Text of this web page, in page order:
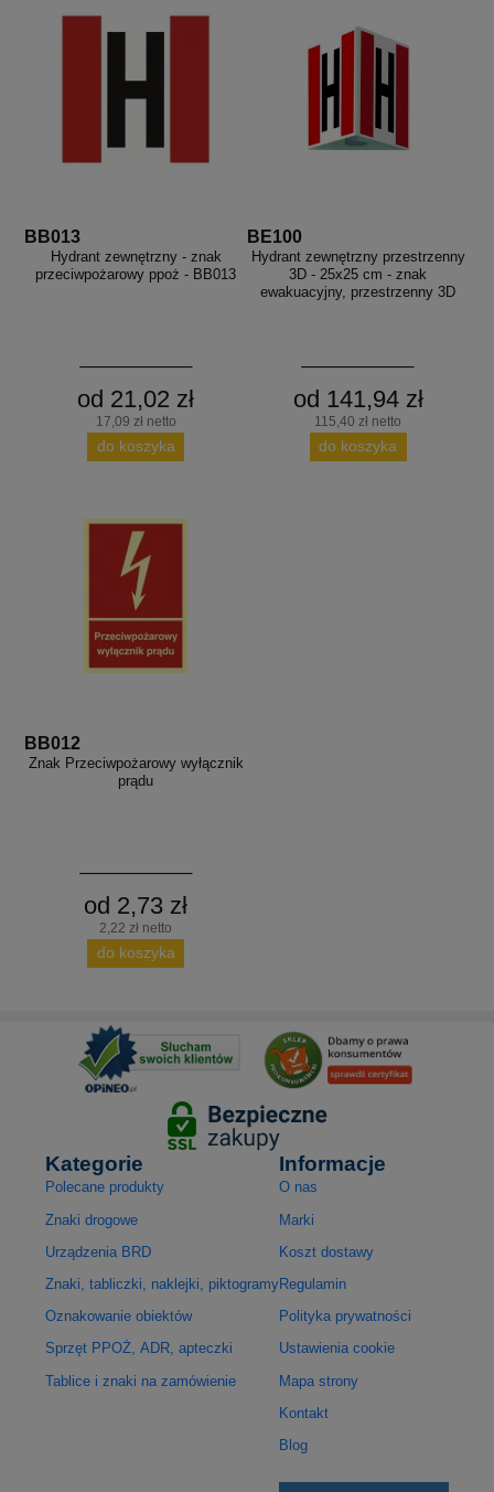
BB013
Hydrant zewnętrzny - znak
przeciwpożarowy ppoż - BB013
od 21,02 zł
17,09 zł netto
do koszyka
BE100
Hydrant zewnętrzny przestrzenny
3D - 25x25 cm - znak
ewakuacyjny, przestrzenny 3D
od 141,94 zł
115,40 zł netto
do koszyka
BB012
Znak Przeciwpożarowy wyłącznik
prądu
od 2,73 zł
2,22 zł netto
do koszyka
Kategorie
Polecane produkty
Znaki drogowe
Urządzenia BRD
Znaki, tabliczki, naklejki, piktogramy
Oznakowanie obiektów
Sprzęt PPOŻ, ADR, apteczki
Tablice i znaki na zamówienie
Informacje
O nas
Marki
Koszt dostawy
Regulamin
Polityka prywatności
Ustawienia cookie
Mapa strony
Kontakt
Blog